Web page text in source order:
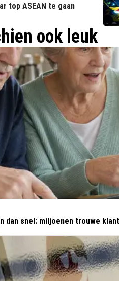
top ASEAN te gaan
ook leuk
dan snel: miljoenen trouwe